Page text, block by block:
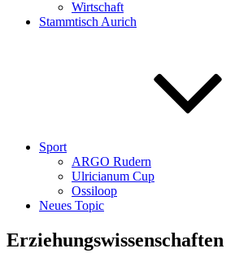
Wirtschaft
Stammtisch Aurich
Sport
ARGO Rudern
Ulricianum Cup
Ossiloop
Neues Topic
Erziehungswissenschaften